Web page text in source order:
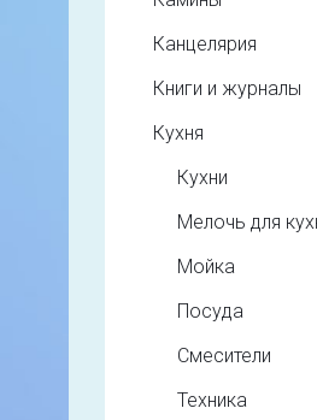
Канцелярия
Книги и журналы
Кухня
Кухни
Мелочь для
Мойка
Посуда
Смесители
Техника